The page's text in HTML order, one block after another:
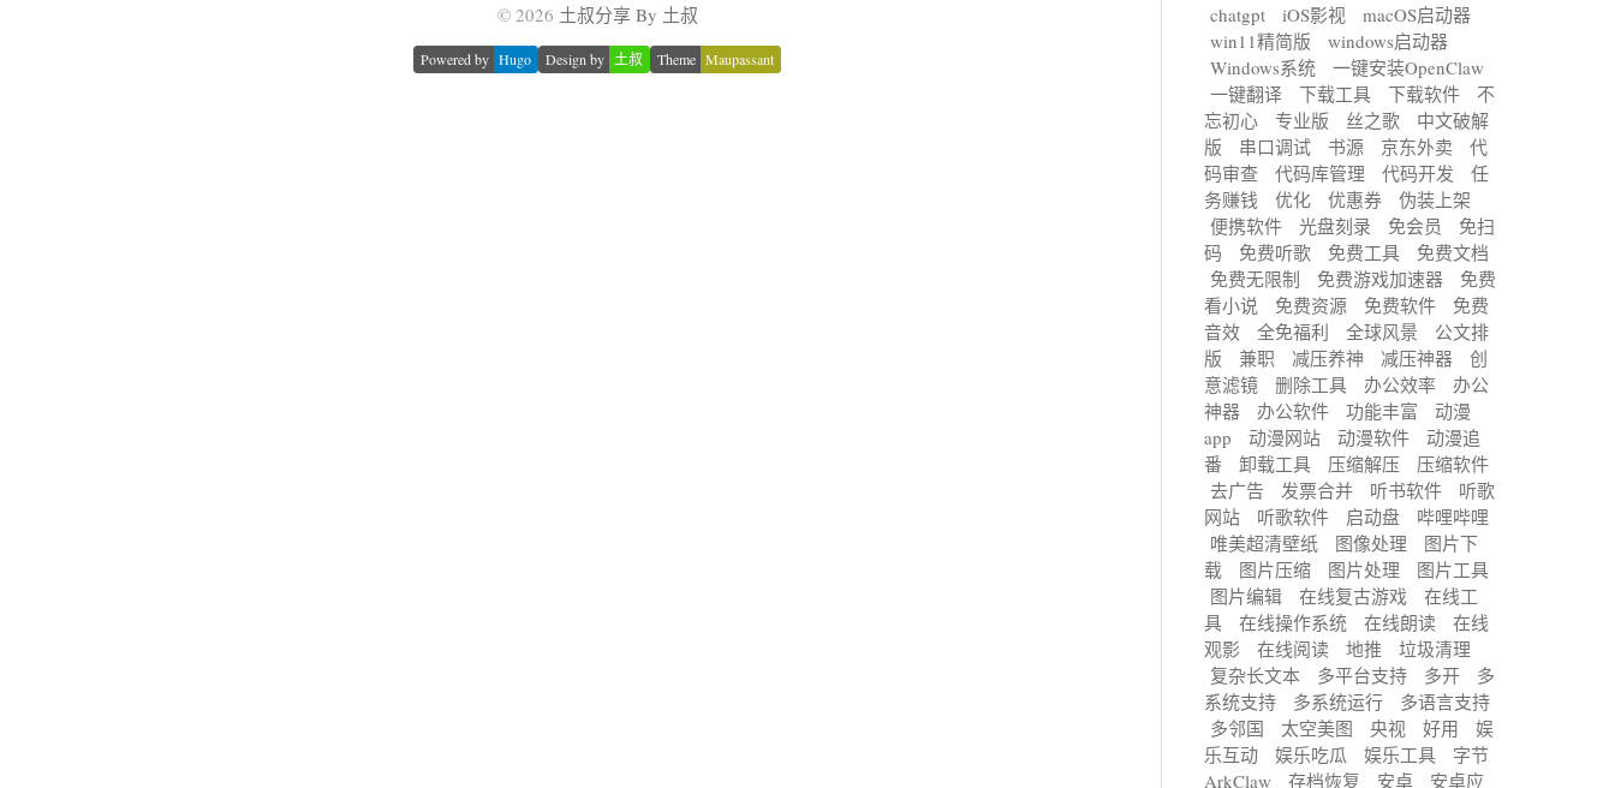
© 2026 土叔分享 By 土叔
Powered by Hugo Design by 土叔 Theme Maupassant
chatgpt
iOS影视
macOS启动器
win11精简版
windows启动器
Windows系统
一键安装OpenClaw
一键翻译
下载工具 下载软件
不
忘初心
专业版 丝之歌
中文破解
版
串口调试 书源 京东外卖
代
码审查
代码库管理 代码开发
任
务赚钱
优化 优惠券
伪装上架
便携软件
光盘刻录 免会员
免扫
码
免费听歌 免费工具
免费文档
免费无限制
免费游戏加速器
免费
看小说
免费资源 免费软件
免费
音效
全免福利 全球风景
公文排
版
兼职 减压养神 减压神器
创
意滤镜
删除工具 办公效率
办公
神器
办公软件 功能丰富
动漫
app
动漫网站 动漫软件
动漫追
番
卸载工具 压缩解压
压缩软件
去广告
发票合并 听书软件
听歌
网站
听歌软件 启动盘
哔哩哔哩
唯美超清壁纸
图像处理
图片下
载
图片压缩 图片处理
图片工具
图片编辑
在线复古游戏
在线工
具
在线操作系统 在线朗读
在线
观影
在线阅读 地推
垃圾清理
复杂长文本
多平台支持 多开
多
系统支持
多系统运行
多语言支持
多邻国
太空美图 央视 好用
娱
乐互动
娱乐吃瓜 娱乐工具
字节
ArkClaw
存档恢复 安卓 安卓应